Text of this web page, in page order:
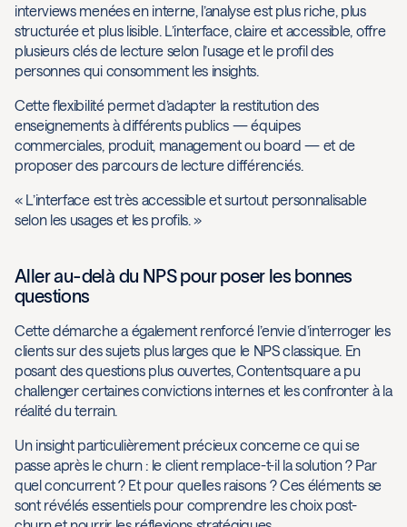
interviews menées en interne, l’analyse est plus riche, plus
structurée et plus lisible. L’interface, claire et accessible, offre
plusieurs clés de lecture selon l’usage et le profil des
personnes qui consomment les insights.
Cette flexibilité permet d’adapter la restitution des
enseignements à différents publics — équipes
commerciales, produit, management ou board — et de
proposer des parcours de lecture différenciés.
« L’interface est très accessible et surtout personnalisable
selon les usages et les profils. »
Aller au-delà du NPS pour poser les bonnes
questions
Cette démarche a également renforcé l’envie d’interroger les
clients sur des sujets plus larges que le NPS classique. En
posant des questions plus ouvertes, Contentsquare a pu
challenger certaines convictions internes et les confronter à la
réalité du terrain.
Un insight particulièrement précieux concerne ce qui se
passe après le churn : le client remplace-t-il la solution ? Par
quel concurrent ? Et pour quelles raisons ? Ces éléments se
sont révélés essentiels pour comprendre les choix post-